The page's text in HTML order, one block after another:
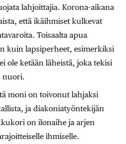
lahjoittajia. Korona-aikana
että ikäihmiset kulkevat
Toisaalta apua
kuin lapsiperheet, esimerkiksi
ole ketään läheistä, joka tekisi
nuori.
moni on toivonut lahjaksi
ja diakoniatyöntekijän
on ilonaihe ja arjen
ihmiselle.